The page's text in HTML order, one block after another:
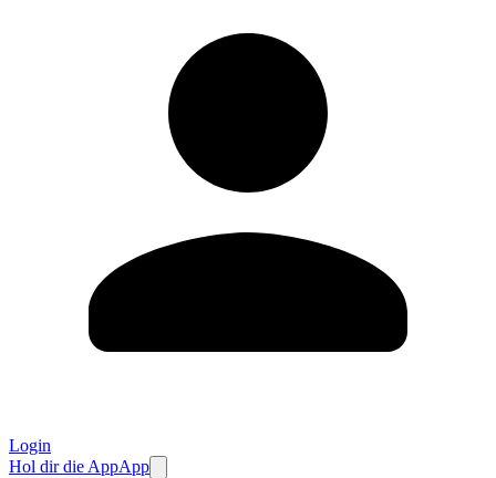
Login
Hol dir die AppApp